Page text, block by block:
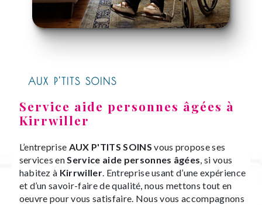
AUX P'TITS SOINS
Service aide personnes âgées à
Kirrwiller
L’entreprise AUX P'TITS SOINS vous propose ses
services enService aide personnes âgées, si vous
habitez à Kirrwiller. Entreprise usant d’une expérience
et d’un savoir-faire de qualité, nous mettons tout en
oeuvre pour vous satisfaire. Nous vous accompagnons